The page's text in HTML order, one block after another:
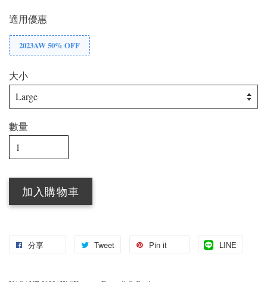
適用優惠
2023AW 50% OFF
大小
數量
加入購物車
分享 Tweet Pin it LINE